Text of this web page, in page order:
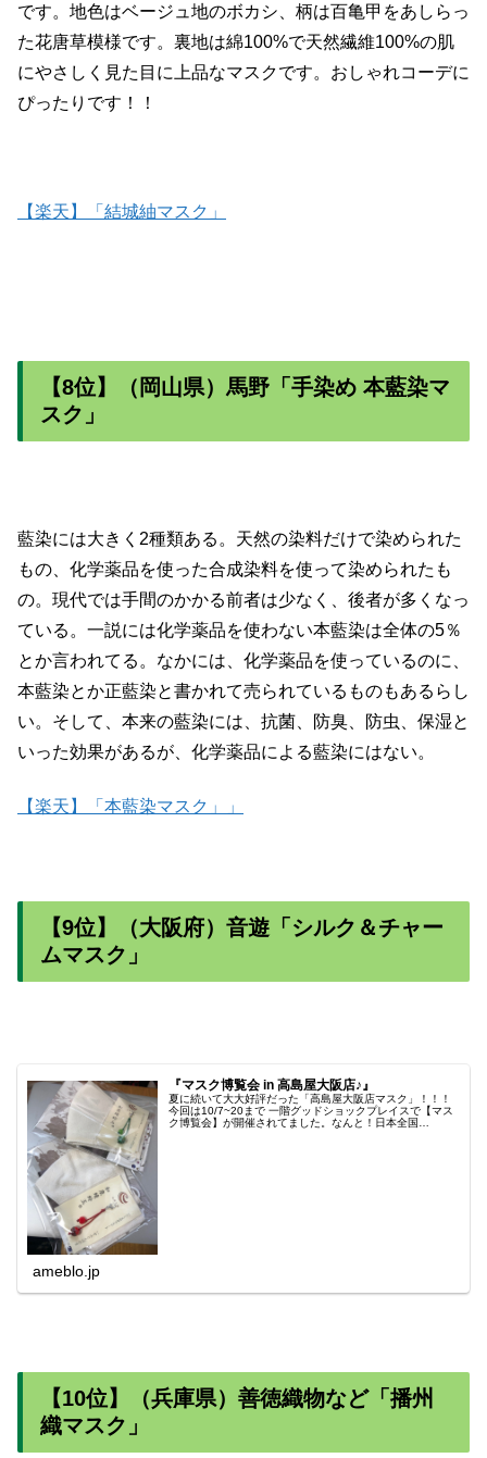
です。地色はベージュ地のボカシ、柄は百亀甲をあしらっ
た花唐草模様です。裏地は綿100%で天然繊維100%の肌
にやさしく見た目に上品なマスクです。おしゃれコーデに
ぴったりです！！
【楽天】「結城紬マスク」
【8位】（岡山県）馬野「手染め 本藍染マ
スク」
藍染には大きく2種類ある。天然の染料だけで染められた
もの、化学薬品を使った合成染料を使って染められたも
の。現代では手間のかかる前者は少なく、後者が多くなっ
ている。一説には化学薬品を使わない本藍染は全体の5％
とか言われてる。なかには、化学薬品を使っているのに、
本藍染とか正藍染と書かれて売られているものもあるらし
い。そして、本来の藍染には、抗菌、防臭、防虫、保湿と
いった効果があるが、化学薬品による藍染にはない。
【楽天】「本藍染マスク」」
【9位】（大阪府）音遊「シルク＆チャー
ムマスク」
『マスク博覧会 in 高島屋大阪店♪』
夏に続いて大大好評だった「高島屋大阪店マスク」！！！
今回は10/7~20まで 一階グッドショックプレイスで【マス
ク博覧会】が開催されてました。なんと！日本全国…
ameblo.jp
【10位】（兵庫県）善徳織物など「播州
織マスク」